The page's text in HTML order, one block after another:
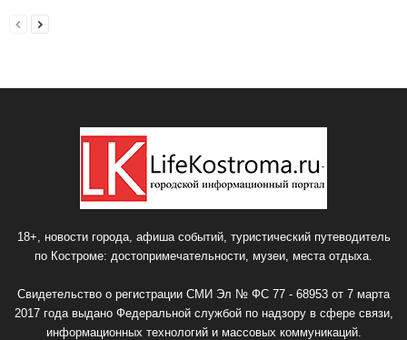
18+, новости города, афиша событий, туристический путеводитель
по Костроме: достопримечательности, музеи, места отдыха.
Свидетельство о регистрации СМИ Эл № ФС 77 - 68953 от 7 марта
2017 года выдано Федеральной службой по надзору в сфере связи,
информационных технологий и массовых коммуникаций.